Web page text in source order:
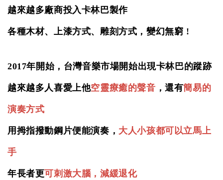
越來越多廠商投入卡林巴製作
各種木材、上漆方式、雕刻方式，變幻無窮 !
2017年開始，台灣音樂市場開始出現卡林巴的蹤跡
越來越多人喜愛上他空靈療癒的聲音 ，還有簡易的
演奏方式
用拇指撥動鋼片便能演奏， 大人小孩都可以立馬上
手
年長者更可刺激大腦，減緩退化